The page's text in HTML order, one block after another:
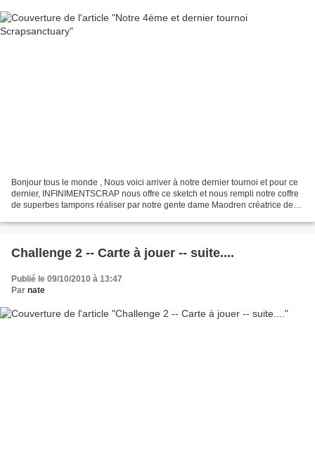
Bonjour tous le monde , Nous voici arriver à notre dernier tournoi et pour ce
dernier, INFINIMENTSCRAP nous offre ce sketch et nous rempli notre coffre
de superbes tampons réaliser par notre gente dame Maodren créatrice de
Challenge 2 -- Carte à jouer -- suite....
Publié le 09/10/2010 à 13:47
Par nate